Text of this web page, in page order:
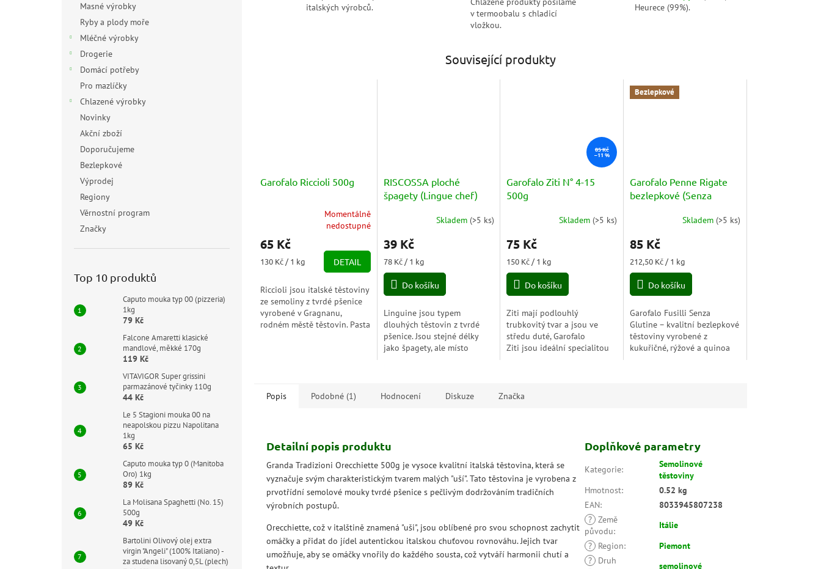
Masné výrobky
Ryby a plody moře
Mléčné výrobky
Drogerie
Domácí potřeby
Pro mazlíčky
Chlazené výrobky
Novinky
Akční zboží
Doporučujeme
Bezlepkové
Výprodej
Regiony
Věrnostní program
Značky
Top 10 produktů
Caputo mouka typ 00 (pizzeria)
1kg
79 Kč
Falcone Amaretti klasické
mandlové, měkké 170g
119 Kč
VITAVIGOR Super grissini
parmazánové tyčinky 110g
44 Kč
Le 5 Stagioni mouka 00 na
neapolskou pizzu Napolitana
1kg
65 Kč
Caputo mouka typ 0 (Manitoba
Oro) 1kg
89 Kč
La Molisana Spaghetti (No. 15)
500g
49 Kč
Bartolini Olivový olej extra
virgin "Angeli" (100% Italiano) -
za studena lisovaný 0,5L (plech)
italských výrobců.
v termoobalu s chladicí
vložkou.
Heurece (99%).
Související produkty
Garofalo Riccioli 500g
produktu
5,0
5
hvězdiček.
Momentálně
nedostupné
65 Kč
Měrná
130 Kč / 1 kg DETAIL
Riccioli jsou italské těstoviny
ze semoliny z tvrdé pšenice
vyrobené v Gragnanu,
rodném městě těstovin. Pasta
RISCOSSA ploché
špagety (Lingue chef)
produktu
5,0
5
Skladem (>5 ks)
39 Kč
Měrná
cena:
78 Kč / 1 kg
Do košíku
Linguine jsou typem
dlouhých těstovin z tvrdé
pšenice. Jsou stejné délky
jako špagety, ale místo
85 Kč
–11 %
Garofalo Ziti N° 4-15
500g
produktu
5,0
5
Skladem(>5 ks)
75 Kč
Měrná
cena:
150 Kč / 1 kg
Do košíku
Ziti mají podlouhlý
trubkovitý tvar a jsou ve
středu duté, Garofalo
Ziti jsou ideální specialitou
Bezlepkové
Garofalo Penne Rigate
bezlepkové (Senza
Skladem(>5 ks)
85 Kč
Měrná
cena:
212,50 Kč / 1 kg
Do košíku
Garofalo Fusilli Senza
Glutine – kvalitní bezlepkové
těstoviny vyrobené z
kukuřičné, rýžové a quinoa
Popis
Podobné (1) Hodnocení Diskuze Značka
Detailní popis produktu
Granda Tradizioni Orecchiette 500g je vysoce kvalitní italská těstovina, která se
vyznačuje svým charakteristickým tvarem malých "uší". Tato těstovina je vyrobena z
prvotřídní semolové mouky tvrdé pšenice s pečlivým dodržováním tradičních
výrobních postupů.
Orecchiette, což v italštině znamená "uši", jsou oblíbené pro svou schopnost zachytit
omáčky a přidat do jídel autentickou italskou chuťovou rovnováhu. Jejich tvar
umožňuje, aby se omáčky vnořily do každého sousta, což vytváří harmonii chutí a
Doplňkové parametry
Kategorie:
Semolinové
těstoviny
Hmotnost:
0.52 kg
EAN:
8033945807238
? Země
původu:
Itálie
?
Region:
Piemont
?
Druh
semolinové